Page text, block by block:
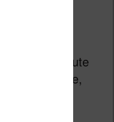
même si
un gros
pourra
De toute
vous gêne,
l’écran
pages.